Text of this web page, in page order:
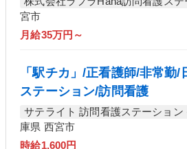
宮市
月給35万円～
「駅チカ」/正看護師/非常勤
ステーション/訪問看護
サテライト 訪問看護ステーション
庫県 西宮市
時給1,600円